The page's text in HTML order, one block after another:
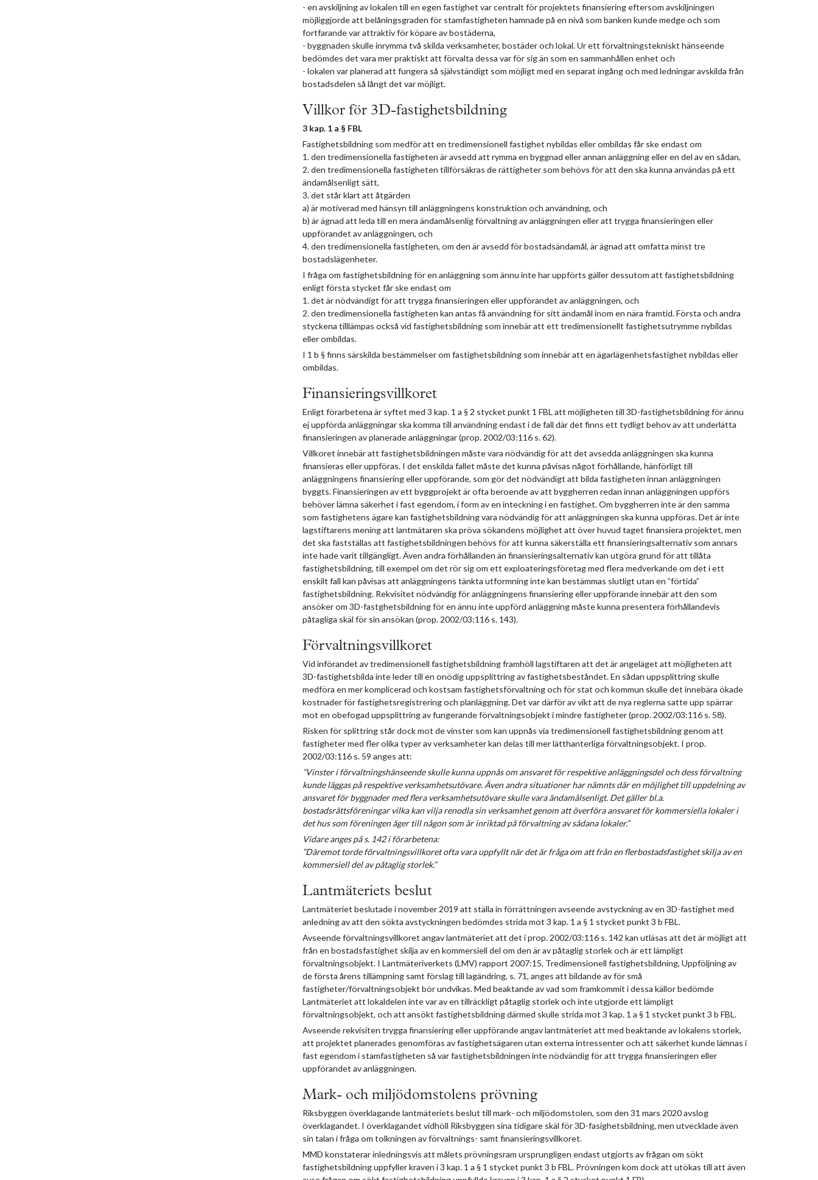
- en avskiljning av lokalen till en egen fastighet var centralt för projektets finansiering eftersom avskiljningen
möjliggjorde att belåningsgraden för stamfastigheten hamnade på en nivå som banken kunde medge och som
fortfarande var attraktiv för köpare av bostäderna,
- byggnaden skulle inrymma två skilda verksamheter, bostäder och lokal. Ur ett förvaltningstekniskt hänseende
bedömdes det vara mer praktiskt att förvalta dessa var för sig än som en sammanhållen enhet och
- lokalen var planerad att fungera så självständigt som möjligt med en separat ingång och med ledningar avskilda från
bostadsdelen så långt det var möjligt.
Villkor för 3D-fastighetsbildning
3 kap. 1 a § FBL
Fastighetsbildning som medför att en tredimensionell fastighet nybildas eller ombildas får ske endast om
1. den tredimensionella fastigheten är avsedd att rymma en byggnad eller annan anläggning eller en del av en sådan,
2. den tredimensionella fastigheten tillförsäkras de rättigheter som behövs för att den ska kunna användas på ett
ändamålsenligt sätt,
3. det står klart att åtgärden
a) är motiverad med hänsyn till anläggningens konstruktion och användning, och
b) är ägnad att leda till en mera ändamålsenlig förvaltning av anläggningen eller att trygga finansieringen eller
uppförandet av anläggningen, och
4. den tredimensionella fastigheten, om den är avsedd för bostadsändamål, är ägnad att omfatta minst tre
bostadslägenheter.
I fråga om fastighetsbildning för en anläggning som ännu inte har uppförts gäller dessutom att fastighetsbildning
enligt första stycket får ske endast om
1. det är nödvändigt för att trygga finansieringen eller uppförandet av anläggningen, och
2. den tredimensionella fastigheten kan antas få användning för sitt ändamål inom en nära framtid. Första och andra
styckena tilllämpas också vid fastighetsbildning som innebär att ett tredimensionellt fastighetsutrymme nybildas
eller ombildas.
I 1 b § finns särskilda bestämmelser om fastighetsbildning som innebär att en ägarlägenhetsfastighet nybildas eller
ombildas.
Finansieringsvillkoret
Enligt förarbetena är syftet med 3 kap. 1 a § 2 stycket punkt 1 FBL att möjligheten till 3D-fastighetsbildning för ännu
ej uppförda anläggningar ska komma till användning endast i de fall där det finns ett tydligt behov av att underlätta
finansieringen av planerade anläggningar (prop. 2002/03:116 s. 62).
Villkoret innebär att fastighetsbildningen måste vara nödvändig för att det avsedda anläggningen ska kunna
finansieras eller uppföras. I det enskilda fallet måste det kunna påvisas något förhållande, hänförligt till
anläggningens finansiering eller uppförande, som gör det nödvändigt att bilda fastigheten innan anläggningen
byggts. Finansieringen av ett byggprojekt är ofta beroende av att byggherren redan innan anläggningen uppförs
behöver lämna säkerhet i fast egendom, i form av en inteckning i en fastighet. Om byggherren inte är den samma
som fastighetens ägare kan fastighetsbildning vara nödvändig för att anläggningen ska kunna uppföras. Det är inte
lagstiftarens mening att lantmätaren ska pröva sökandens möjlighet att över huvud taget finansiera projektet, men
det ska fastställas att fastighetsbildningen behövs för att kunna säkerställa ett finansieringsalternativ som annars
inte hade varit tillgängligt. Även andra förhållanden än finansieringsalternativ kan utgöra grund för att tillåta
fastighetsbildning, till exempel om det rör sig om ett exploateringsföretag med flera medverkande om det i ett
enskilt fall kan påvisas att anläggningens tänkta utformning inte kan bestämmas slutligt utan en ”förtida”
fastighetsbildning. Rekvisitet nödvändig för anläggningens finansiering eller uppförande innebär att den som
ansöker om 3D-fastghetsbildning för en ännu inte uppförd anläggning måste kunna presentera förhållandevis
påtagliga skäl för sin ansökan (prop. 2002/03:116 s. 143).
Förvaltningsvillkoret
Vid införandet av tredimensionell fastighetsbildning framhöll lagstiftaren att det är angeläget att möjligheten att
3D-fastighetsbilda inte leder till en onödig uppsplittring av fastighetsbeståndet. En sådan uppsplittring skulle
medföra en mer komplicerad och kostsam fastighetsförvaltning och för stat och kommun skulle det innebära ökade
kostnader för fastighetsregistrering och planläggning. Det var därför av vikt att de nya reglerna satte upp spärrar
mot en obefogad uppsplittring av fungerande förvaltningsobjekt i mindre fastigheter (prop. 2002/03:116 s. 58).
Risken för splittring står dock mot de vinster som kan uppnås via tredimensionell fastighetsbildning genom att
fastigheter med fler olika typer av verksamheter kan delas till mer lätthanterliga förvaltningsobjekt. I prop.
2002/03:116 s. 59 anges att:
”Vinster i förvaltningshänseende skulle kunna uppnås om ansvaret för respektive anläggningsdel och dess förvaltning
kunde läggas på respektive verksamhetsutövare. Även andra situationer har nämnts där en möjlighet till uppdelning av
ansvaret för byggnader med flera verksamhetsutövare skulle vara ändamålsenligt. Det gäller bl.a.
bostadsrättsföreningar vilka kan vilja renodla sin verksamhet genom att överföra ansvaret för kommersiella lokaler i
det hus som föreningen äger till någon som är inriktad på förvaltning av sådana lokaler.”
Vidare anges på s. 142 i förarbetena:
”Däremot torde förvaltningsvillkoret ofta vara uppfyllt när det är fråga om att från en flerbostadsfastighet skilja av en
kommersiell del av påtaglig storlek.”
Lantmäteriets beslut
Lantmäteriet beslutade i november 2019 att ställa in förrättningen avseende avstyckning av en 3D-fastighet med
anledning av att den sökta avstyckningen bedömdes strida mot 3 kap. 1 a § 1 stycket punkt 3 b FBL.
Avseende förvaltningsvillkoret angav lantmäteriet att det i prop. 2002/03:116 s. 142 kan utläsas att det är möjligt att
från en bostadsfastighet skilja av en kommersiell del om den är av påtaglig storlek och är ett lämpligt
förvaltningsobjekt. I Lantmäteriverkets (LMV) rapport 2007:15, Tredimensionell fastighetsbildning, Uppföljning av
de första årens tillämpning samt förslag till lagändring, s. 71, anges att bildande av för små
fastigheter/förvaltningsobjekt bör undvikas. Med beaktande av vad som framkommit i dessa källor bedömde
Lantmäteriet att lokaldelen inte var av en tillräckligt påtaglig storlek och inte utgjorde ett lämpligt
förvaltningsobjekt, och att ansökt fastighetsbildning därmed skulle strida mot 3 kap. 1 a § 1 stycket punkt 3 b FBL.
Avseende rekvisiten trygga finansiering eller uppförande angav lantmäteriet att med beaktande av lokalens storlek,
att projektet planerades genomföras av fastighetsägaren utan externa intressenter och att säkerhet kunde lämnas i
fast egendom i stamfastigheten så var fastighetsbildningen inte nödvändig för att trygga finansieringen eller
uppförandet av anläggningen.
Mark- och miljödomstolens prövning
Riksbyggen överklagande lantmäteriets beslut till mark- och miljödomstolen, som den 31 mars 2020 avslog
överklagandet. I överklagandet vidhöll Riksbyggen sina tidigare skäl för 3D-fasighetsbildning, men utvecklade även
sin talan i fråga om tolkningen av förvaltnings- samt finansieringsvillkoret.
MMD konstaterar inledningsvis att målets prövningsram ursprungligen endast utgjorts av frågan om sökt
fastighetsbildning uppfyller kraven i 3 kap. 1 a § 1 stycket punkt 3 b FBL. Prövningen kom dock att utökas till att även